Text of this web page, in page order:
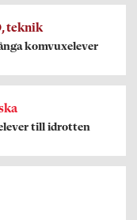
teknik
komvuxelever
till idrotten